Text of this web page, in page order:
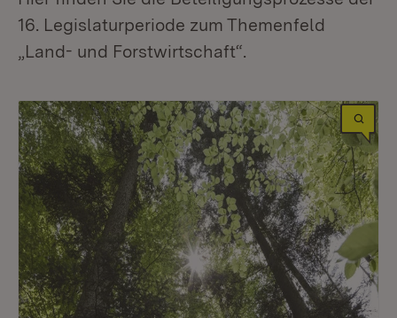
16. Legislaturperiode zum Themenfeld
„Land- und Forstwirtschaft“.